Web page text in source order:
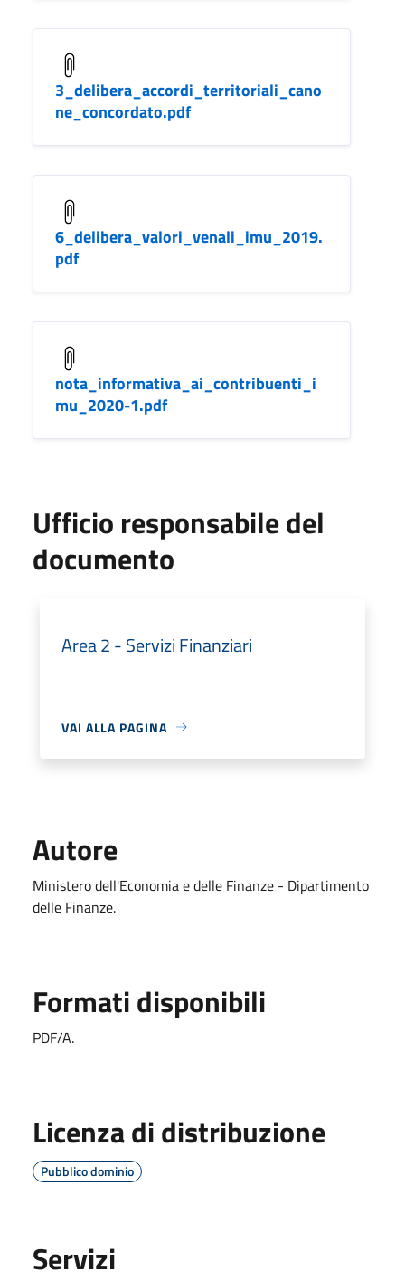
3_delibera_accordi_territoriali_cano
ne_concordato.pdf
6_delibera_valori_venali_imu_2019.
pdf
nota_informativa_ai_contribuenti_i
mu_2020-1.pdf
Ufficio responsabile del
documento
Area 2 - Servizi Finanziari
VAI ALLA PAGINA
Autore
Ministero dell'Economia e delle Finanze - Dipartimento
delle Finanze.
Formati disponibili
PDF/A.
Licenza di distribuzione
Pubblico dominio
Servizi